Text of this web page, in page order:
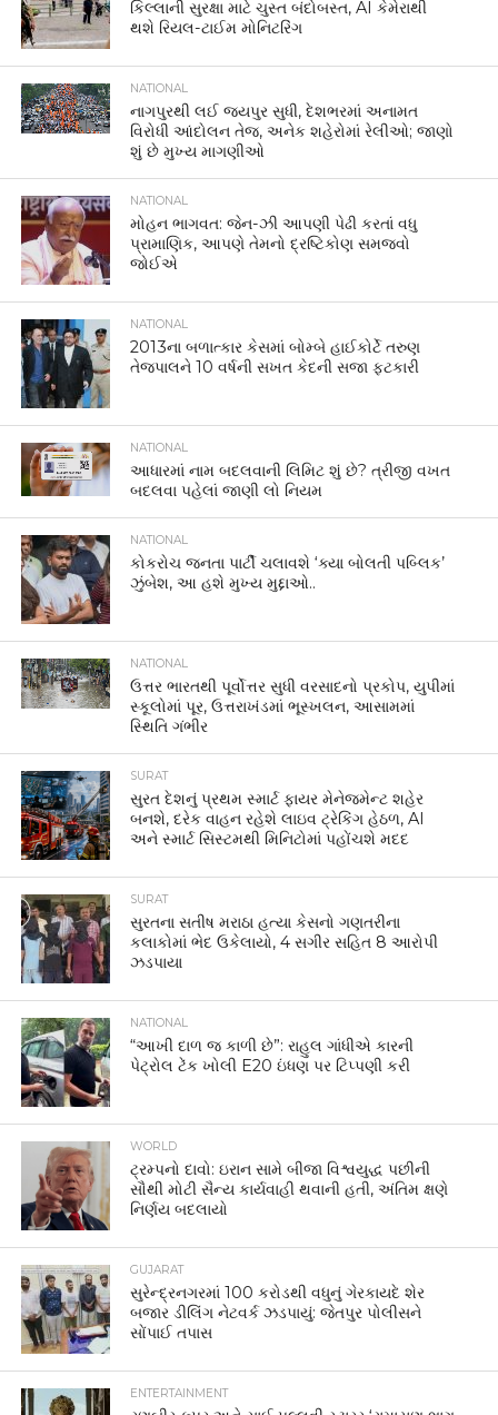
કિલ્લાની સુરક્ષા માટે ચુસ્ત બંદોબસ્ત, AI કેમેરાથી
થશે રિયલ-ટાઈમ મોનિટરિંગ
NATIONAL
નાગપુરથી લઈ જયપુર સુધી, દેશભરમાં અનામત
વિરોધી આંદોલન તેજ, અનેક શહેરોમાં રેલીઓ; જાણો
શું છે મુખ્ય માગણીઓ
NATIONAL
મોહન ભાગવત: જેન-ઝી આપણી પેઢી કરતાં વધુ
પ્રામાણિક, આપણે તેમનો દ્રષ્ટિકોણ સમજવો
જોઈએ
NATIONAL
2013ના બળાત્કાર કેસમાં બોમ્બે હાઈકોર્ટે તરુણ
તેજપાલને 10 વર્ષની સખત કેદની સજા ફટકારી
NATIONAL
આધારમાં નામ બદલવાની લિમિટ શું છે? ત્રીજી વખત
બદલવા પહેલાં જાણી લો નિયમ
NATIONAL
કોકરોચ જનતા પાર્ટી ચલાવશે ‘ક્યા બોલતી પબ્લિક’
ઝુંબેશ, આ હશે મુખ્ય મુદ્દાઓ..
NATIONAL
ઉત્તર ભારતથી પૂર્વોત્તર સુધી વરસાદનો પ્રકોપ, યુપીમાં
સ્કૂલોમાં પૂર, ઉત્તરાખંડમાં ભૂસ્ખલન, આસામમાં
સ્થિતિ ગંભીર
SURAT
સુરત દેશનું પ્રથમ સ્માર્ટ ફાયર મેનેજમેન્ટ શહેર
બનશે, દરેક વાહન રહેશે લાઇવ ટ્રેકિંગ હેઠળ, AI
અને સ્માર્ટ સિસ્ટમથી મિનિટોમાં પહોંચશે મદદ
SURAT
સુરતના સતીષ મરાઠા હત્યા કેસનો ગણતરીના
કલાકોમાં ભેદ ઉકેલાયો, 4 સગીર સહિત 8 આરોપી
ઝડપાયા
NATIONAL
“આખી દાળ જ કાળી છે”: રાહુલ ગાંધીએ કારની
પેટ્રોલ ટેંક ખોલી E20 ઇંધણ પર ટિપ્પણી કરી
WORLD
ટ્રમ્પનો દાવો: ઇરાન સામે બીજા વિશ્વયુદ્ધ પછીની
સૌથી મોટી સૈન્ય કાર્યવાહી થવાની હતી, અંતિમ ક્ષણે
નિર્ણય બદલાયો
GUJARAT
સુરેન્દ્રનગરમાં 100 કરોડથી વધુનું ગેરકાયદે શેર
બજાર ડીલિંગ નેટવર્ક ઝડપાયું: જેતપુર પોલીસને
સોંપાઈ તપાસ
ENTERTAINMENT